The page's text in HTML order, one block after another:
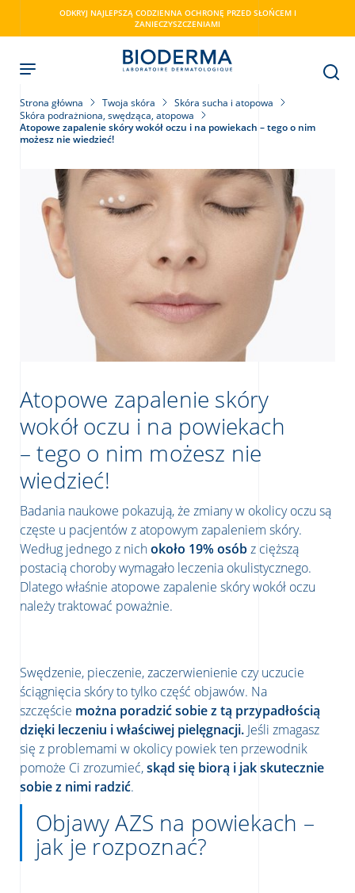
ODKRYJ NAJLEPSZĄ CODZIENNA OCHRONĘ PRZED SŁOŃCEM I
ZANIECZYSZCZENIAMI
Strona główna Twoja skóra
Skóra sucha i atopowa
Skóra podrażniona, swędząca, atopowa
Atopowe zapalenie skóry wokół oczu i na powiekach – tego o nim
możesz nie wiedzieć!
Atopowe zapalenie skóry
wokół oczu i na powiekach
– tego o nim możesz nie
wiedzieć!
Badania naukowe pokazują, że zmiany w okolicy oczu są
częste u pacjentów z atopowym zapaleniem skóry.
Według jednego z nichokoło 19% osóbz cięższą
postacią choroby wymagało leczenia okulistycznego.
Dlatego właśnie atopowe zapalenie skóry wokół oczu
należy traktować poważnie.
Swędzenie, pieczenie, zaczerwienienie czy uczucie
ściągnięcia skóry to tylko część objawów. Na
szczęście można poradzić sobie z tą przypadłością
dzięki leczeniu i właściwej pielęgnacji. Jeśli zmagasz
się z problemami w okolicy powiek ten przewodnik
pomoże Ci zrozumieć,skąd się biorą i jak skutecznie
sobie z nimi radzić.
Objawy AZS na powiekach –
jak je rozpoznać?